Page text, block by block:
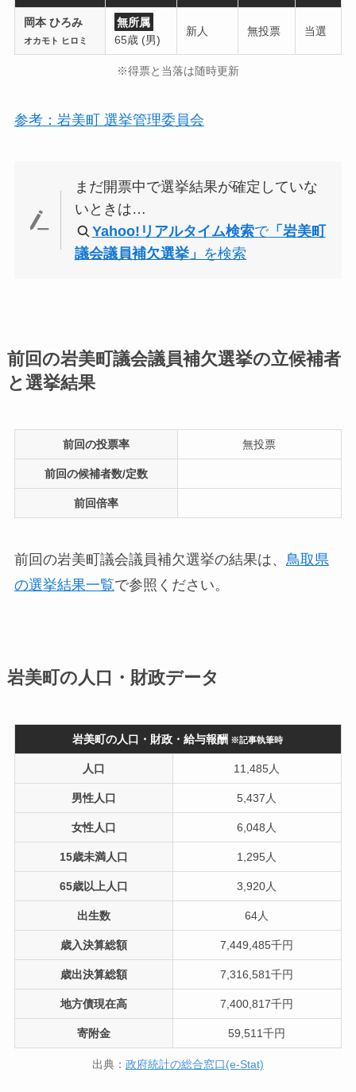
岡本 ひろみ
オカモト ヒロミ
無所属
65歳 (男)
新人 無投票 当選
※得票と当落は随時更新
参考：岩美町 選挙管理委員会
まだ開票中で選挙結果が確定していな
いときは…
Yahoo!リアルタイム検索で「岩美町
議会議員補欠選挙」 を検索
前回の岩美町議会議員補欠選挙の立候補者
と選挙結果
前回の投票率 無投票
前回の候補者数/定数
前回倍率
前回の岩美町議会議員補欠選挙の結果は、 鳥取県
の選挙結果一覧で参照ください。
岩美町の人口・財政データ
岩美町の人口・財政・給与報酬 ※記事執筆時
人口 11,485人
男性人口 5,437人
女性人口 6,048人
15歳未満人口 1,295人
65歳以上人口 3,920人
出生数 64人
歳入決算総額 7,449,485千円
歳出決算総額 7,316,581千円
地方債現在高 7,400,817千円
寄附金 59,511千円
出典： 政府統計の総合窓口(e-Stat)